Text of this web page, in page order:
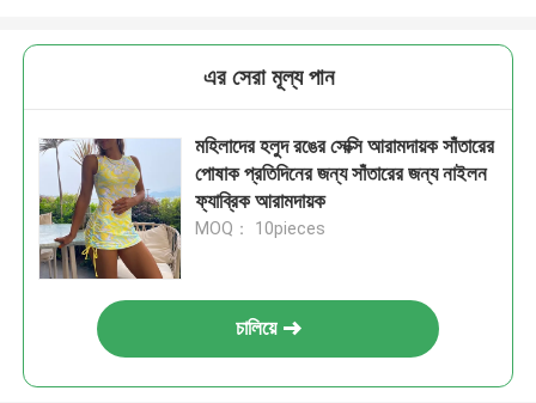
এর সেরা মূল্য পান
মহিলাদের হলুদ রঙের সেক্সি আরামদায়ক সাঁতারের
পোষাক প্রতিদিনের জন্য সাঁতারের জন্য নাইলন
ফ্যাব্রিক আরামদায়ক
MOQ： 10pieces
চালিয়ে